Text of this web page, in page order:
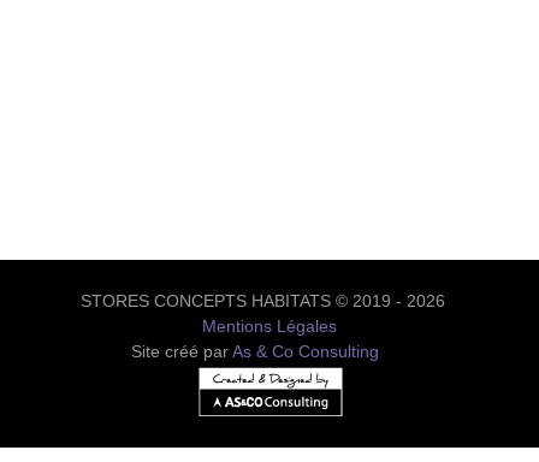
STORES CONCEPTS HABITATS © 2019 - 2026
Mentions Légales
Site créé parAs & Co Consulting